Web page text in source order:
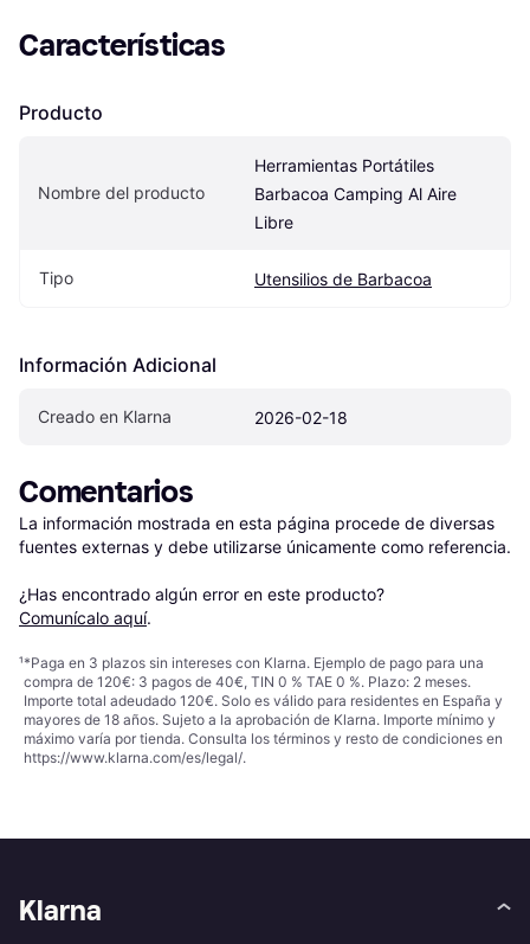
Características
Producto
Nombre del producto
Herramientas Portátiles
Barbacoa Camping Al Aire
Libre
Tipo Utensilios de Barbacoa
Información Adicional
Creado en Klarna 2026-02-18
Comentarios
La información mostrada en esta página procede de diversas
fuentes externas y debe utilizarse únicamente como referencia.
¿Has encontrado algún error en este producto?
Comunícalo aquí.
¹*Paga en 3 plazos sin intereses con Klarna. Ejemplo de pago para una
compra de 120€: 3 pagos de 40€, TIN 0 % TAE 0 %. Plazo: 2 meses.
Importe total adeudado 120€. Solo es válido para residentes en España y
mayores de 18 años. Sujeto a la aprobación de Klarna. Importe mínimo y
máximo varía por tienda. Consulta los términos y resto de condiciones en
https://www.klarna.com/es/legal/.
Klarna